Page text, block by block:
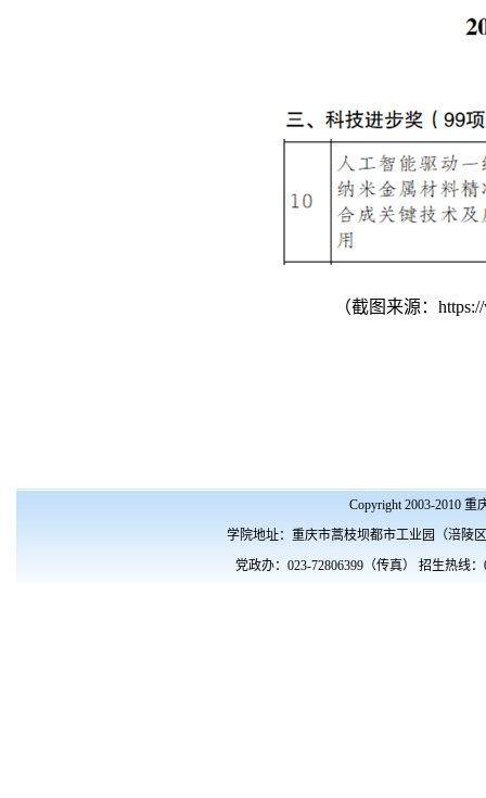
（截图来源：
Copyright 2003-2010
学院地址：重庆市蒿枝坝都市工业园（涪陵
党政办：023-72806399（传真） 招生热线：